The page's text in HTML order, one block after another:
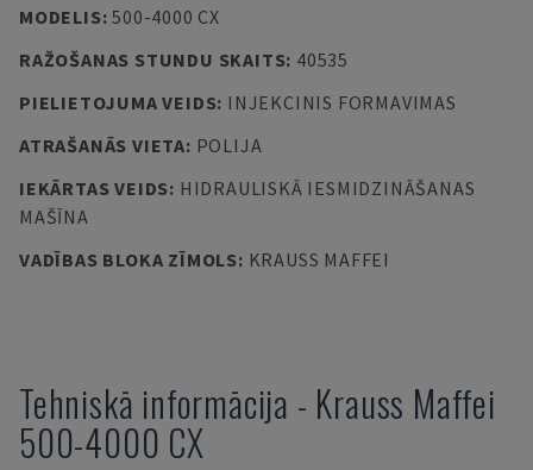
MODELIS:500-4000 CX
RAŽOŠANAS STUNDU SKAITS: 40535
PIELIETOJUMA VEIDS: INJEKCINIS FORMAVIMAS
ATRAŠANĀS VIETA: POLIJA
IEKĀRTAS VEIDS: HIDRAULISKĀ IESMIDZINĀŠANAS
MAŠĪNA
VADĪBAS BLOKA ZĪMOLS: KRAUSS MAFFEI
Tehniskā informācija - Krauss Maffei
500-4000 CX